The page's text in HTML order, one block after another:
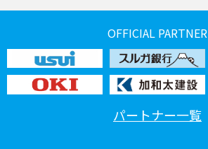
OFFICIAL PARTNER
パートナー一覧